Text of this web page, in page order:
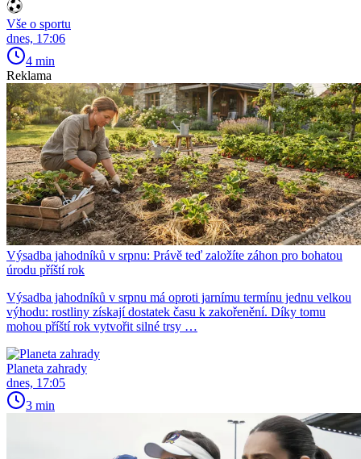
Vše o sportu
dnes, 17:06
4 min
Reklama
Výsadba jahodníků v srpnu: Právě teď založíte záhon pro bohatou
úrodu příští rok
Výsadba jahodníků v srpnu má oproti jarnímu termínu jednu velkou
výhodu: rostliny získají dostatek času k zakořenění. Díky tomu
mohou příští rok vytvořit silné trsy …
Planeta zahrady
dnes, 17:05
3 min